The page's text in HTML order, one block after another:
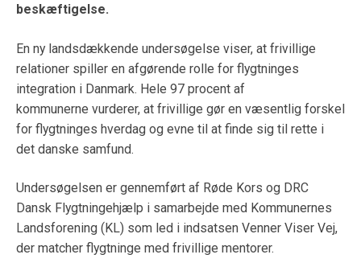
beskæftigelse.
En ny landsdækkende undersøgelse viser, at frivillige
relationer spiller en afgørende rolle for flygtninges
integration i Danmark. Hele 97 procent af
kommunerne vurderer, at frivillige gør en væsentlig forskel
for flygtninges hverdag og evne til at finde sig til rette i
det danske samfund.
Undersøgelsen er gennemført af Røde Kors og DRC
Dansk Flygtningehjælp i samarbejde med Kommunernes
Landsforening (KL) som led i indsatsen Venner Viser Vej,
der matcher flygtninge med frivillige mentorer.